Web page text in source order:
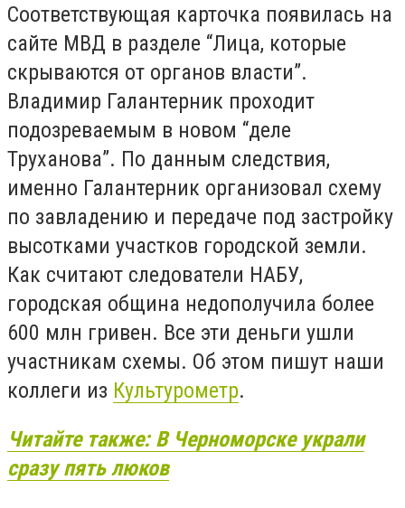
Соответствующая карточка появилась на
сайте МВД в разделе “Лица, которые
скрываются от органов власти”.
Владимир Галантерник проходит
подозреваемым в новом “деле
Труханова”. По данным следствия,
именно Галантерник организовал схему
по завладению и передаче под застройку
высотками участков городской земли.
Как считают следователи НАБУ,
городская община недополучила более
600 млн гривен. Все эти деньги ушли
участникам схемы. Об этом пишут наши
коллеги из Культурометр.
Читайте также: В Черноморске украли
сразу пять люков